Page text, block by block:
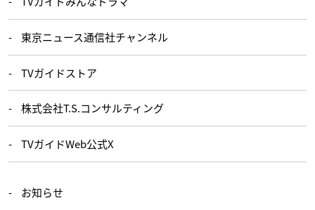
東京ニュース通信社チャンネル
TVガイドストア
株式会社T.S.コンサルティング
TVガイドWeb公式X
お知らせ